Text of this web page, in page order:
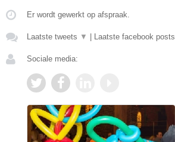
Er wordt gewerkt op afspraak.
Laatste tweets ▼ Laatste facebook posts
Sociale media: